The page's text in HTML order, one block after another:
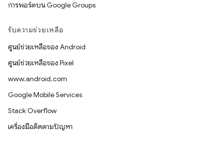
การพอร์ตบน Google Groups
รับความช่วยเหลือ
ศูนย์ช่วยเหลือของ Android
ศูนย์ช่วยเหลือของ Pixel
www.android.com
Google Mobile Services
Stack Overflow
เครื่องมือติดตามปัญหา